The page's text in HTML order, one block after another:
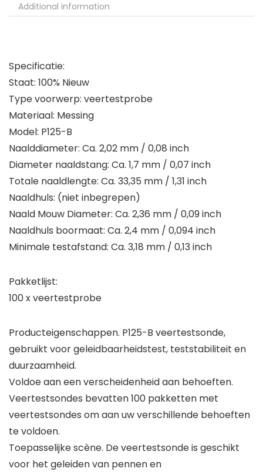
Additional information
Specificatie:
Staat: 100% Nieuw
Type voorwerp: veertestprobe
Materiaal: Messing
Model: P125-B
Naalddiameter: Ca. 2,02 mm / 0,08 inch
Diameter naaldstang: Ca. 1,7 mm / 0,07 inch
Totale naaldlengte: Ca. 33,35 mm / 1,31 inch
Naaldhuls: (niet inbegrepen)
Naald Mouw Diameter: Ca. 2,36 mm / 0,09 inch
Naaldhuls boormaat: Ca. 2,4 mm / 0,094 inch
Minimale testafstand: Ca. 3,18 mm / 0,13 inch
Pakketlijst:
100 x veertestprobe
Producteigenschappen. P125-B veertestsonde,
gebruikt voor geleidbaarheidstest, teststabiliteit en
duurzaamheid.
Voldoe aan een verscheidenheid aan behoeften.
Veertestsondes bevatten 100 pakketten met
veertestsondes om aan uw verschillende behoeften
te voldoen.
Toepasselijke scène. De veertestsonde is geschikt
voor het geleiden van pennen en